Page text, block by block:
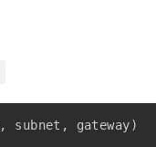
, subnet , gateway)